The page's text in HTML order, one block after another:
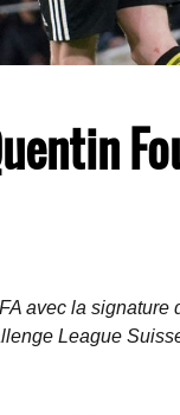
avec la signature
League